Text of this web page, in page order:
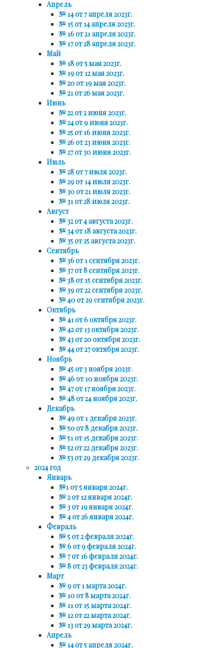
Апрель
№ 14 от 7 апреля 2023г.
№ 15 от 14 апреля 2023г.
№ 16 от 21 апреля 2023г.
№ 17 от 28 апреля 2023г.
Май
№ 18 от 5 мая 2023г.
№ 19 от 12 мая 2023г.
№ 20 от 19 мая 2023г.
№ 21 от 26 мая 2023г.
Июнь
№ 22 от 2 июня 2023г.
№ 24 от 9 июня 2023г.
№ 25 от 16 июня 2023г.
№ 26 от 23 июня 2023г.
№ 27 от 30 июня 2023г.
Июль
№ 28 от 7 июля 2023г.
№ 29 от 14 июля 2023г.
№ 30 от 21 июля 2023г.
№ 31 от 28 июля 2023г.
Август
№ 32 от 4 августа 2023г.
№ 34 от 18 августа 2023г.
№ 35 от 25 августа 2023г.
Сентябрь
№ 36 от 1 сентября 2023г.
№ 37 от 8 сентября 2023г.
№ 38 от 15 сентября 2023г.
№ 39 от 22 сентября 2023г.
№ 40 от 29 сентября 2023г.
Октябрь
№ 41 от 6 октября 2023г.
№ 42 от 13 октября 2023г.
№ 43 от 20 октября 2023г.
№ 44 от 27 октября 2023г.
Ноябрь
№ 45 от 3 ноября 2023г.
№ 46 от 10 ноября 2023г.
№ 47 от 17 ноября 2023г.
№ 48 от 24 ноября 2023г.
Декабрь
№ 49 от 1 декабря 2023г.
№ 50 от 8 декабря 2023г.
№ 51 от 15 декабря 2023г.
№ 52 от 22 декабря 2023г.
№ 53 от 29 декабря 2023г.
2024 год
Январь
№1 от 5 января 2024г.
№ 2 от 12 января 2024г.
№ 3 от 19 января 2024г.
№ 4 от 26 января 2024г.
Февраль
№ 5 от 2 февраля 2024г.
№ 6 от 9 февраля 2024г.
№ 7 от 16 февраля 2024г.
№ 8 от 23 февраля 2024г.
Март
№ 9 от 1 марта 2024г.
№ 10 от 8 марта 2024г.
№ 11 от 15 марта 2024г.
№ 12 от 22 марта 2024г.
№ 13 от 29 марта 2024г.
Апрель
№ 14 от 5 апреля 2024г.